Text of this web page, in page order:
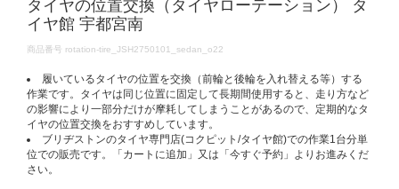
タイヤの位置交換（タイヤローテーション） タ
イヤ館 宇都宮南
DETAILS
商品番号 rotation-tire_JSH2750101_sedan_o22
履いているタイヤの位置を交換（前輪と後輪を入れ替える等）する
作業です。タイヤは同じ位置に固定して長期間使用すると、走り方など
の影響により一部分だけが摩耗してしまうことがあるので、定期的なタ
イヤの位置交換をおすすめしています。
ブリヂストンのタイヤ専門店(コクピット/タイヤ館)での作業1台分単
位での販売です。「カートに追加」又は「今すぐ予約」よりお進みくだ
さい。